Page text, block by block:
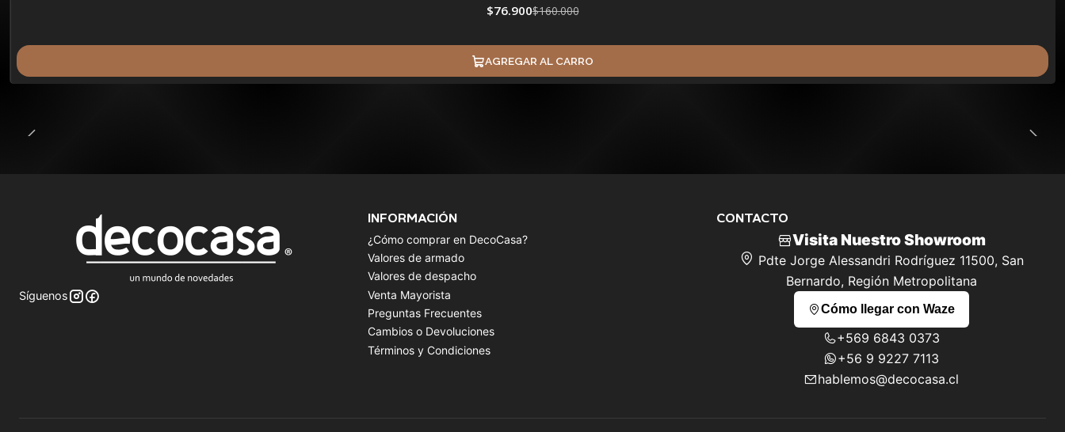
$76.900$160.000
AGREGAR AL CARRO
Síguenos
INFORMACIÓN
¿Cómo comprar en DecoCasa?
Valores de armado
Valores de despacho
Venta Mayorista
Preguntas Frecuentes
Cambios o Devoluciones
Términos y Condiciones
CONTACTO
Visita Nuestro Showroom
Pdte Jorge Alessandri Rodríguez 11500, San
Bernardo, Región Metropolitana
Cómo llegar con Waze
+569 6843 0373
+56 9 9227 7113
hablemos@decocasa.cl